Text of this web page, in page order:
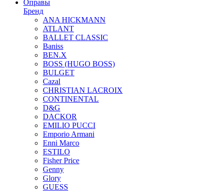
Оправы
Бренд
ANA HICKMANN
ATLANT
BALLET CLASSIC
Baniss
BEN.X
BOSS (HUGO BOSS)
BULGET
Cazal
CHRISTIAN LACROIX
CONTINENTAL
D&G
DACKOR
EMILIO PUCCI
Emporio Armani
Enni Marco
ESTILO
Fisher Price
Genny
Glory
GUESS